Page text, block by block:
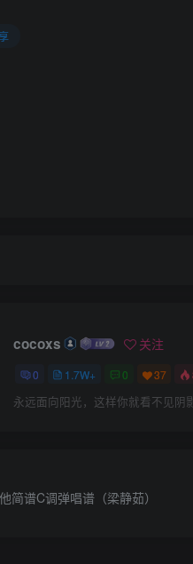
cocoxs 关注
0 1.7W+ 0 37
永远面向阳光，这样你就看不见阴
简谱C调弹唱谱（梁静茹）